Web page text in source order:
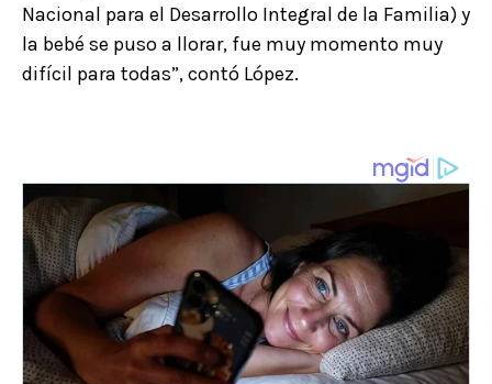
Nacional para el Desarrollo Integral de la Familia) y
la bebé se puso a llorar, fue muy momento muy
difícil para todas”, contó López.